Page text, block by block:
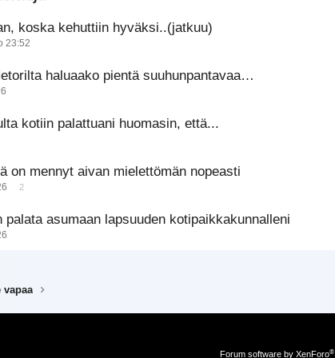
Trebuchet MS
Verdana
koska kehuttiin hyväksi..(jatkuu)
23:52
haluaako pientä suuhunpantavaa…
kotiin palattuani huomasin, että...
on mennyt aivan mielettömän nopeasti
2
palata asumaan lapsuuden kotipaikkakunnalleni
vapaa
Forum software by XenForo®